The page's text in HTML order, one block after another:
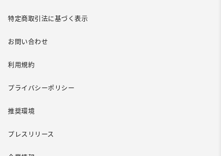
特定商取引法に基づく表示
お問い合わせ
利用規約
プライバシーポリシー
推奨環境
プレスリリース